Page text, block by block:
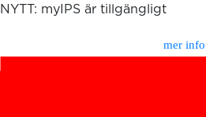
NYTT: myIPS är tillgängligt
mer info